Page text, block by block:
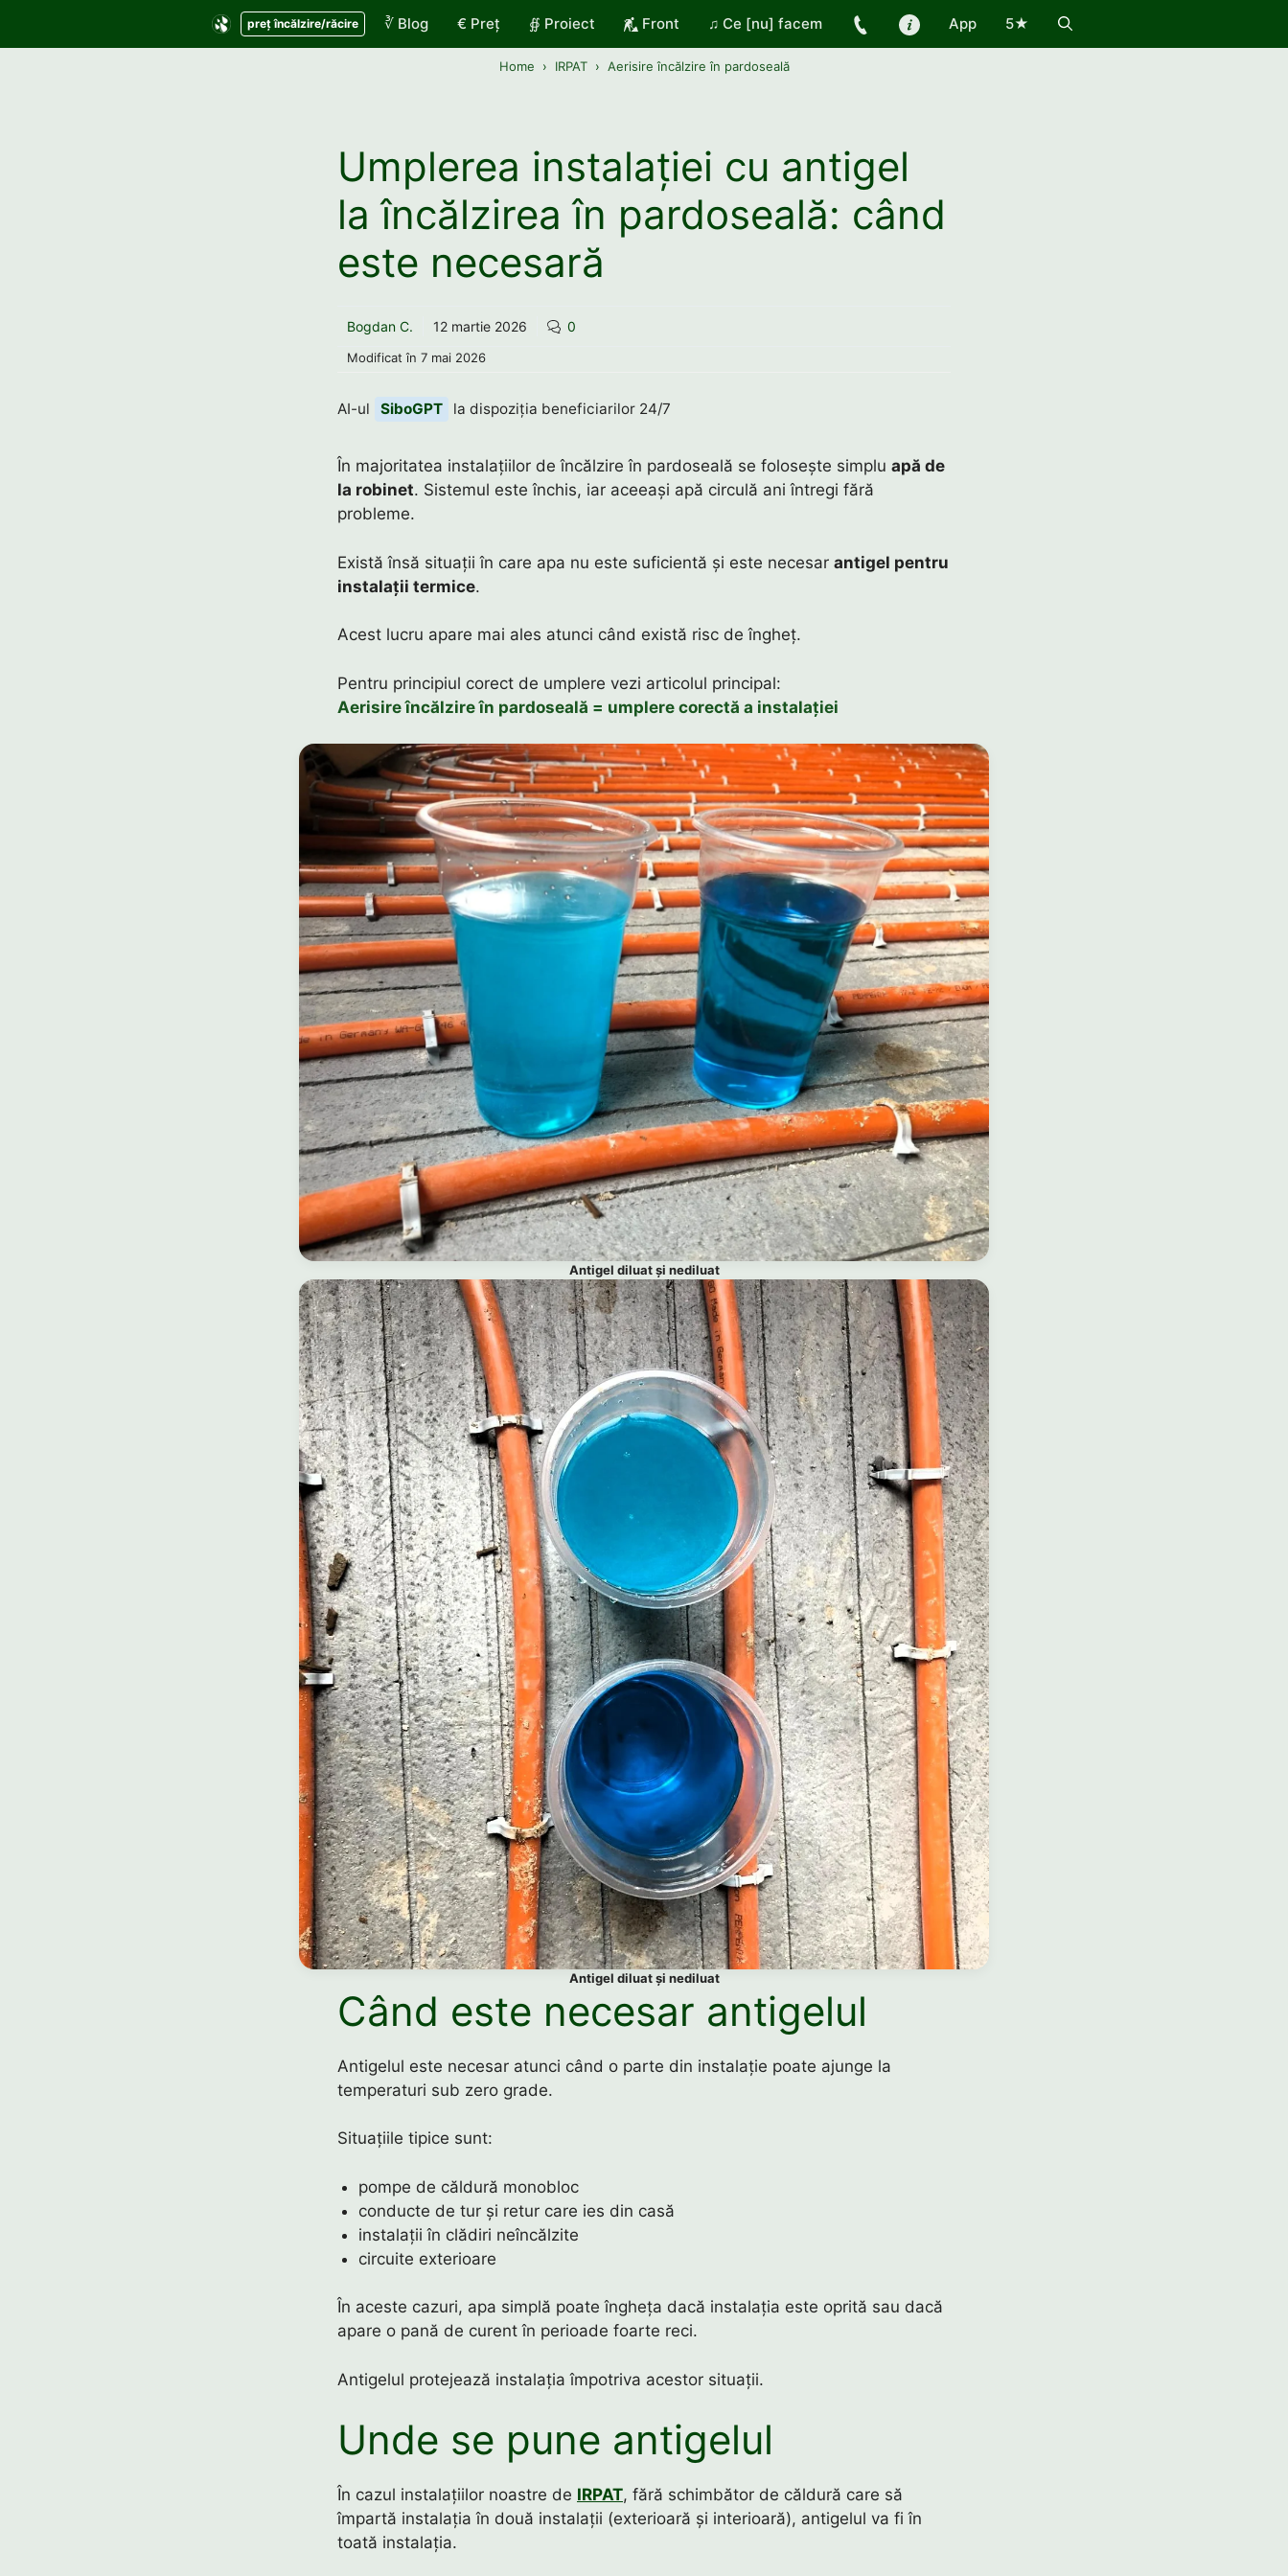
preț încălzire/răcire ∛ Blog € Preț ∯ Proiect Front ♫ Ce [nu] facem App 5★
Home IRPAT Aerisire încălzire în pardoseală
Umplerea instalației cu antigel
la încălzirea în pardoseală: când
este necesară
Bogdan C. 12 martie 2026 0
Modificat în 7 mai 2026
AI-ul SiboGPT la dispoziția beneficiarilor 24/7
În majoritatea instalațiilor de încălzire în pardoseală se folosește simplu apă de
la robinet. Sistemul este închis, iar aceeași apă circulă ani întregi fără
probleme.
Există însă situații în care apa nu este suficientă și este necesar antigel pentru
instalații termice.
Acest lucru apare mai ales atunci când există risc de îngheț.
Pentru principiul corect de umplere vezi articolul principal:
Aerisire încălzire în pardoseală = umplere corectă a instalației
Antigel diluat și nediluat
Antigel diluat și nediluat
Când este necesar antigelul
Antigelul este necesar atunci când o parte din instalație poate ajunge la
temperaturi sub zero grade.
Situațiile tipice sunt:
pompe de căldură monobloc
conducte de tur și retur care ies din casă
instalații în clădiri neîncălzite
circuite exterioare
În aceste cazuri, apa simplă poate îngheța dacă instalația este oprită sau dacă
apare o pană de curent în perioade foarte reci.
Antigelul protejează instalația împotriva acestor situații.
Unde se pune antigelul
În cazul instalațiilor noastre de IRPAT, fără schimbător de căldură care să
împartă instalația în două instalații (exterioară și interioară), antigelul va fi în
toată instalația.